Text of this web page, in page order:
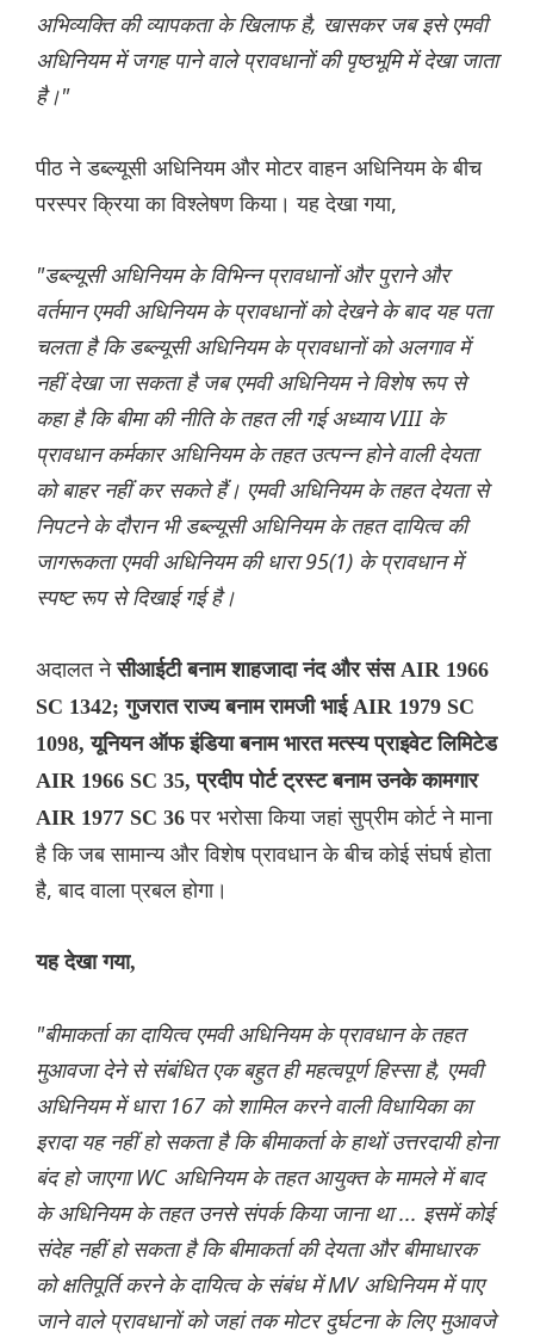
अभिव्यक्ति की व्यापकता के खिलाफ है, खासकर जब इसे एमवी
अधिनियम में जगह पाने वाले प्रावधानों की पृष्ठभूमि में देखा जाता
है।"
पीठ ने डब्ल्यूसी अधिनियम और मोटर वाहन अधिनियम के बीच
परस्पर क्रिया का विश्लेषण किया। यह देखा गया,
"डब्ल्यूसी अधिनियम के विभिन्न प्रावधानों और पुराने और
वर्तमान एमवी अधिनियम के प्रावधानों को देखने के बाद यह पता
चलता है कि डब्ल्यूसी अधिनियम के प्रावधानों को अलगाव में
नहीं देखा जा सकता है जब एमवी अधिनियम ने विशेष रूप से
कहा है कि बीमा की नीति के तहत ली गई अध्याय VIII के
प्रावधान कर्मकार अधिनियम के तहत उत्पन्न होने वाली देयता
को बाहर नहीं कर सकते हैं। एमवी अधिनियम के तहत देयता से
निपटने के दौरान भी डब्ल्यूसी अधिनियम के तहत दायित्व की
जागरूकता एमवी अधिनियम की धारा 95(1) के प्रावधान में
स्पष्ट रूप से दिखाई गई है।
अदालत नेसीआईटी बनाम शाहजादा नंद और संस AIR 1966
SC 1342; गुजरात राज्य बनाम रामजी भाई AIR 1979 SC
1098, यूनियन ऑफ इंडिया बनाम भारत मत्स्य प्राइवेट लिमिटेड
AIR 1966 SC 35, प्रदीप पोर्ट ट्रस्ट बनाम उनके कामगार
AIR 1977 SC 36पर भरोसा किया जहां सुप्रीम कोर्ट ने माना
है कि जब सामान्य और विशेष प्रावधान के बीच कोई संघर्ष होता
है, बाद वाला प्रबल होगा।
यह देखा गया,
"बीमाकर्ता का दायित्व एमवी अधिनियम के प्रावधान के तहत
मुआवजा देने से संबंधित एक बहुत ही महत्वपूर्ण हिस्सा है, एमवी
अधिनियम में धारा 167 को शामिल करने वाली विधायिका का
इरादा यह नहीं हो सकता है कि बीमाकर्ता के हाथों उत्तरदायी होना
बंद हो जाएगा WC अधिनियम के तहत आयुक्त के मामले में बाद
के अधिनियम के तहत उनसे संपर्क किया जाना था ... इसमें कोई
संदेह नहीं हो सकता है कि बीमाकर्ता की देयता और बीमाधारक
को क्षतिपूर्ति करने के दायित्व के संबंध में MV अधिनियम में पाए
जाने वाले प्रावधानों को जहां तक मोटर दुर्घटना के लिए मुआवजे